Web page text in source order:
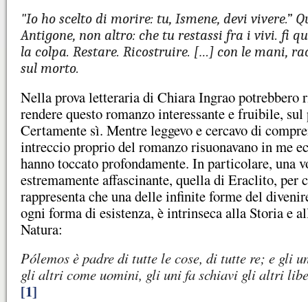
"Io ho scelto di morire: tu, Ismene, devi vivere.”
Antigone, non altro: che tu restassi fra i vivi. fi
la colpa. Restare. Ricostruire. […] con le mani,
sul morto.
Nella prova letteraria di Chiara Ingrao potrebbero
rendere questo romanzo interessante e fruibile,
Certamente sì. Mentre leggevo e cercavo di
intreccio proprio del romanzo risuonavano in me
hanno toccato profondamente. In particolare, una
estremamente affascinante, quella di Eraclito, per
rappresenta che una delle infinite forme del
ogni forma di esistenza, è intrinseca alla Storia e
Natura:
Pólemos è padre di tutte le cose, di tutte re; e gli
gli altri come uomini, gli uni fa schiavi gli altri
[1]